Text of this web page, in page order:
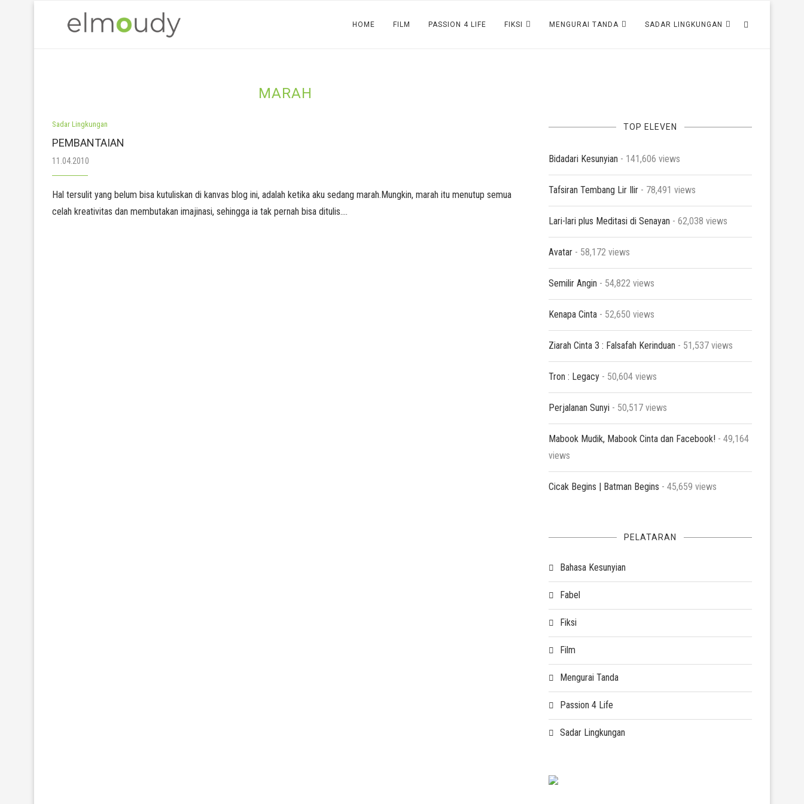
HOME FILM PASSION 4 LIFE FIKSI MENGURAI TANDA SADAR LINGKUNGAN
MARAH
Sadar Lingkungan
PEMBANTAIAN
11.04.2010
Hal tersulit yang belum bisa kutuliskan di kanvas blog ini, adalah ketika aku sedang marah.Mungkin, marah itu menutup semua
celah kreativitas dan membutakan imajinasi, sehingga ia tak pernah bisa ditulis.…
TOP ELEVEN
Bidadari Kesunyian - 141,606 views
Tafsiran Tembang Lir Ilir - 78,491 views
Lari-lari plus Meditasi di Senayan - 62,038 views
Avatar - 58,172 views
Semilir Angin - 54,822 views
Kenapa Cinta - 52,650 views
Ziarah Cinta 3 : Falsafah Kerinduan - 51,537 views
Tron : Legacy - 50,604 views
Perjalanan Sunyi - 50,517 views
Mabook Mudik, Mabook Cinta dan Facebook! - 49,164
views
Cicak Begins | Batman Begins - 45,659 views
PELATARAN
Bahasa Kesunyian
Fabel
Fiksi
Film
Mengurai Tanda
Passion 4 Life
Sadar Lingkungan